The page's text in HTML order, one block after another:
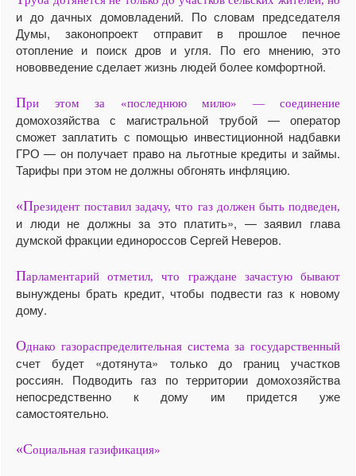
и до дачных домовладений. По словам председателя
Думы, законопроект отправит в прошлое печное
отопление и поиск дров и угля. По его мнению, это
нововведение сделает жизнь людей более комфортной.
При этом за «последнюю милю» — соединение
домохозяйства с магистральной трубой — оператор
сможет заплатить с помощью инвестиционной надбавки
ГРО — он получает право на льготные кредиты и займы.
Тарифы при этом не должны обгонять инфляцию.
«Президент поставил задачу, что газ должен быть подведен,
и люди не должны за это платить», — заявил глава
думской фракции единороссов Сергей Неверов.
Парламентарий отметил, что граждане зачастую бывают
вынуждены брать кредит, чтобы подвести газ к новому
дому.
Однако газораспределительная система за государственный
счет будет «дотянута» только до границ участков
россиян. Подводить газ по территории домохозяйства
непосредственно к дому им придется уже
самостоятельно.
«Социальная газификация»